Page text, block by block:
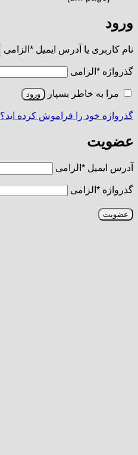
ورود
نام کاربری یا آدرس ایمیل * الزامی
گذرواژه * الزامی
مرا به خاطر بسپار ورود
گذرواژه خود را فراموش کرده اید؟
عضویت
آدرس ایمیل * الزامی
گذرواژه * الزامی
عضویت